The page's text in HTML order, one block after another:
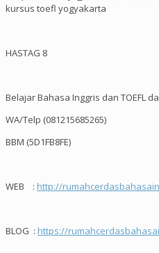
kursus toefl yogyakarta
HASTAG 8
Belajar Bahasa Inggris dan TOEFL
WA/Telp (081215685265)
BBM (5D1FB8FE)
WEB : http://
BLOG : https://